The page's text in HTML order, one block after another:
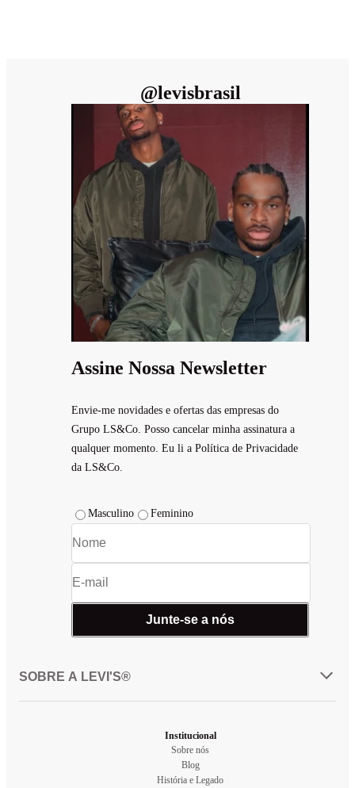
@levisbrasil
Assine Nossa Newsletter
Envie-me novidades e ofertas das empresas do
Grupo LS&Co. Posso cancelar minha assinatura a
qualquer momento. Eu li a Política de Privacidade
da LS&Co.
Masculino Feminino
Junte-se a nós
SOBRE A LEVI'S®
Institucional
Sobre nós
Blog
História e Legado